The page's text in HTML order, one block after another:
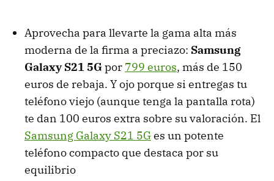
Aprovecha para llevarte la gama alta más
moderna de la firma a preciazo: Samsung
Galaxy S21 5Gpor 799 euros, más de 150
euros de rebaja. Y ojo porque si entregas tu
teléfono viejo (aunque tenga la pantalla rota)
te dan 100 euros extra sobre su valoración. El
Samsung Galaxy S21 5Ges un potente
teléfono compacto que destaca por su
equilibrio